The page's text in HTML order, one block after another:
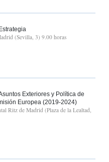
(Sevilla, 3) 9.00 horas
Exteriores y Política de
Europea (2019-2024)
Ritz de Madrid (Plaza de la Lealtad,